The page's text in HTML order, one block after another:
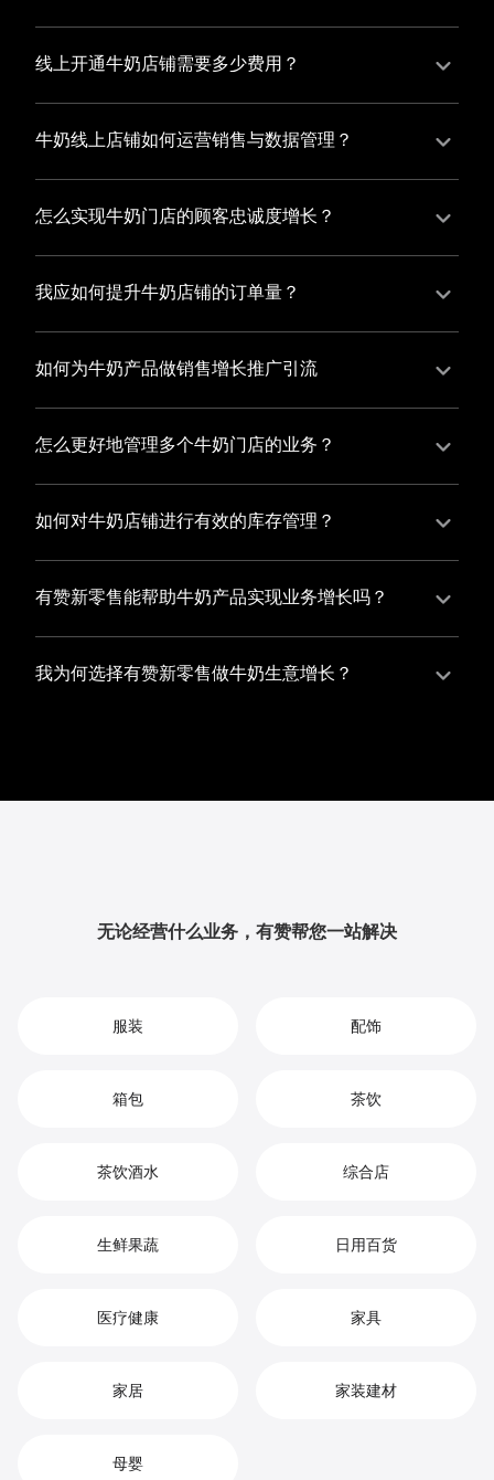
铺的运营效率，促进业务增长。
牛奶店铺精细化运营，有赞私域运营助您轻松解决客户
流失问题，通过有赞微商城、有赞小程序商城搭建专属
购率，实现业绩增长！
线上开通牛奶店铺需要多少费用？
选择有赞新零售，您可以开通牛奶店铺，快速搭建属于
您的有赞微商城，我们为您提供有赞微商城、有赞私域
共同打造独具特色的品牌，携手共创辉煌事业！
牛奶线上店铺如何运营销售与数据管理？
有赞新零售旗下的有赞微商城、有赞私域运营和有赞小
程序商城，为您的线上店铺提供一站式解决方案，从运
态。
怎么实现牛奶门店的顾客忠诚度增长？
您可以使用有赞的会员管理系统，建立自己的会员体
系，通过赠送积分、折扣等福利来吸引顾客再次购买，
度。
我应如何提升牛奶店铺的订单量？
您可以使用有赞的裂变营销功能，通过给用户发放优惠
券、邀请好友等方式，吸引更多的用户下单购买，并激
如何为牛奶产品做销售增长推广引流
有赞新零售旗下产品营销工具、比如优惠券、满减活动
等，吸引更多客户到店消费。另外，通过有赞的微信公
以帮助您增加客流量，赢得客户的青睐
怎么更好地管理多个牛奶门店的业务？
有赞新零售一站式解决方案，包括有赞微商城、有赞私
域运营以及有赞小程序商城，将助您轻松打通线上线下
的业务蓬勃发展，收获更多满意客户。
如何对牛奶店铺进行有效的库存管理？
您可以使用有赞的门店管理系统，它可以帮助您实现门
店数据的集中管理，包括订单管理、员工管理、库存管
有赞新零售能帮助牛奶产品实现业务增长吗？
有赞新零售作为业内领先的一站式解决方案，整合线上
线下渠道、提供多样化店铺搭建、会员营销和大数据分
我为何选择有赞新零售做牛奶生意增长？
无论经营什么业务，有赞帮您一站解决
服装 配饰
箱包 茶饮
茶饮酒水 综合店
生鲜果蔬 日用百货
医疗健康 家具
家居 家装建材
母婴